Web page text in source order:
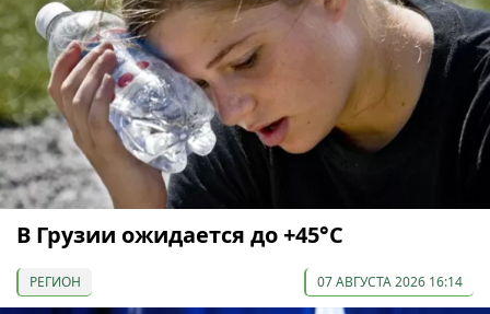
В Грузии ожидается до +45°С
РЕГИОН 07 АВГУСТА 2026 16:14